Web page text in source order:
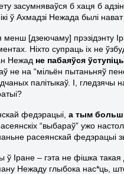
засумняваўся б хаця б
ў Ахмадзі Нежада былі
[дзеючаму] прэзідэнту
Ніхто супраць іх не
Нежад не пабаяўся
не на “мільён пытаньняў
палітыкаў. І, гледзячы
федэрацыі,а тым больш
“выбараў” ужо
расеянскай федэрацыі
ў Іране – гэта не фішка
Нежаду глыбока нас*ць,